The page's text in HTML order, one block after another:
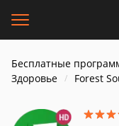
Бесплатные
Здоровье
Forest